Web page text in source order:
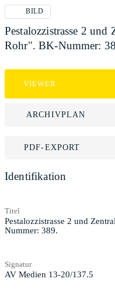
BILD
Pestalozzistrasse 2 und
Rohr". BK-Nummer:
VIEWER
ARCHIVPLAN
PDF-EXPORT
Identifikation
Titel
Pestalozzistrasse 2 und
Nummer: 389.
Signatur
AV Medien 13-20/137.5